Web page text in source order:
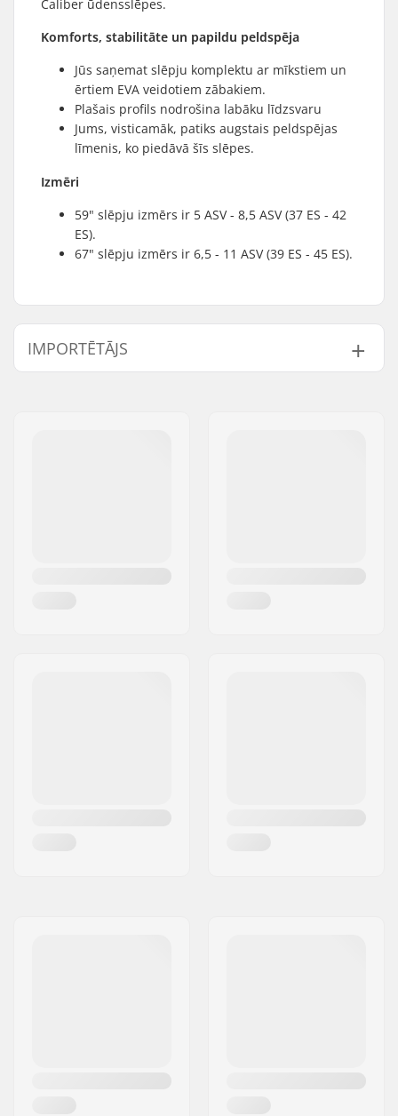
Caliber ūdensslēpes.
Komforts, stabilitāte un papildu peldspēja
Jūs saņemat slēpju komplektu ar mīkstiem un
ērtiem EVA veidotiem zābakiem.
Plašais profils nodrošina labāku līdzsvaru
Jums, visticamāk, patiks augstais peldspējas
līmenis, ko piedāvā šīs slēpes.
Izmēri
59" slēpju izmērs ir 5 ASV - 8,5 ASV (37 ES - 42
ES).
67" slēpju izmērs ir 6,5 - 11 ASV (39 ES - 45 ES).
IMPORTĒTĀJS